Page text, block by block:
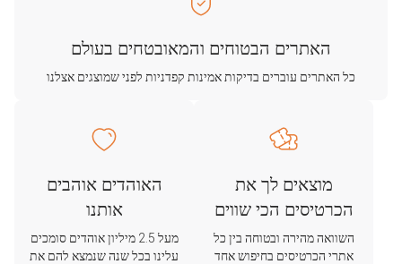
האתרים הבטוחים והמאובטחים בעולם
כל האתרים עוברים בדיקות אמינות קפדניות לפני שמוצגים אצלנו
מוצאים לך את
הכרטיסים הכי שווים
השוואה מהירה ובטוחה בין כל
אתרי הכרטיסים בחיפוש אחד
האוהדים אוהבים
אותנו
מעל 2.5 מיליון אוהדים סומכים
עלינו בכל שנה שנמצא להם את